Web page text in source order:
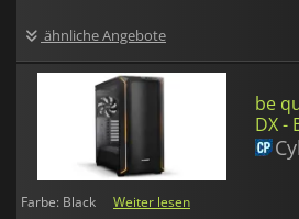
ähnliche Angebote
be
DX -
Farbe: Black Weiter lesen